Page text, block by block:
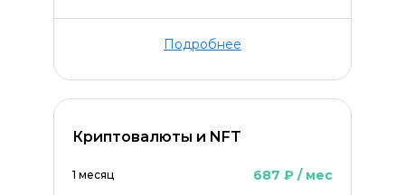
Подробнее
Криптовалюты и NFT
1 месяц 687 ₽ / мес